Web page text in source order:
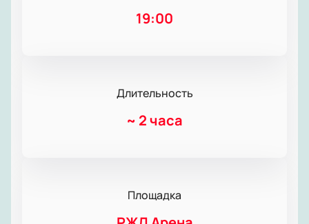
19:00
Длительность
~ 2 часа
Площадка